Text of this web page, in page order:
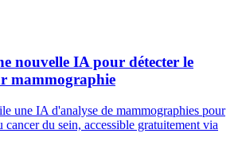
nouvelle IA pour détecter le
mammographie
une IA d'analyse de mammographies pour
cancer du sein, accessible gratuitement via